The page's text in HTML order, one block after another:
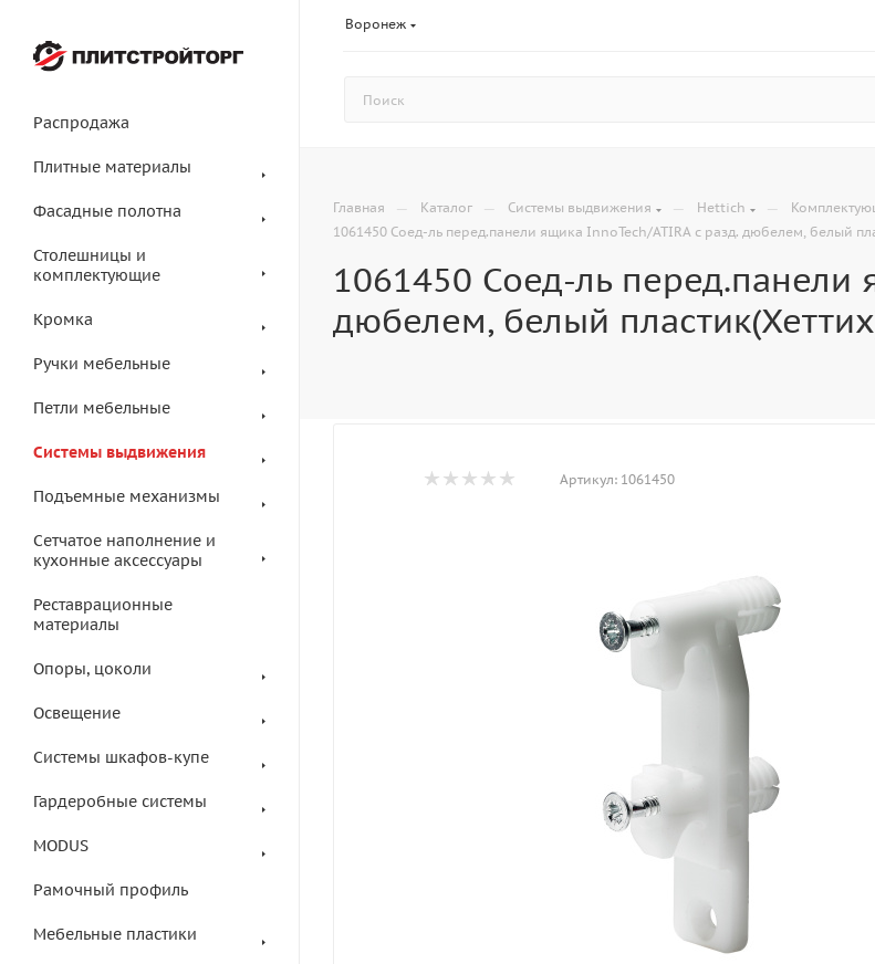
Воронеж
Распродажа
Плитные материалы
Фасадные полотна
Столешницы и
комплектующие
Кромка
Ручки мебельные
Петли мебельные
Системы выдвижения
Подъемные механизмы
Сетчатое наполнение и
кухонные аксессуары
Реставрационные
материалы
Опоры, цоколи
Освещение
Системы шкафов-купе
Гардеробные системы
MODUS
Рамочный профиль
Мебельные пластики
Главная — Каталог — Системы выдвижения — Hettich —
1061450 Соед-ль перед.панели ящика InnoTech/ATIRA с разд. дюбелем, белый
1061450 Соед-ль перед.панели
дюбелем, белый
Артикул: 1061450